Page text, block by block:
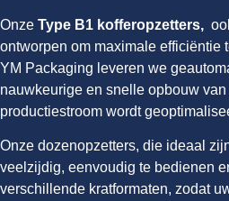
Onze Type B1 kofferopzetters,
ontworpen om maximale efficiëntie
YM Packaging leveren we
nauwkeurige en snelle opbouw
productiestroom wordt
Onze dozenopzetters, die ideaal
veelzijdig, eenvoudig te bedienen
verschillende kratformaten, zodat